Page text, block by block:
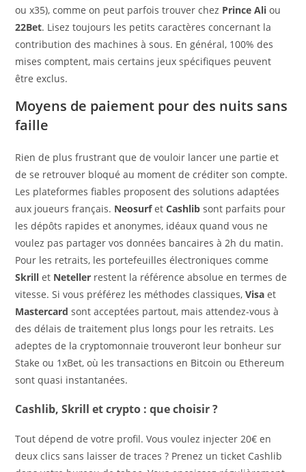
ou x35), comme on peut parfois trouver chez Prince Ali ou
22Bet. Lisez toujours les petits caractères concernant la
contribution des machines à sous. En général, 100% des
mises comptent, mais certains jeux spécifiques peuvent
être exclus.
Moyens de paiement pour des nuits sans
faille
Rien de plus frustrant que de vouloir lancer une partie et
de se retrouver bloqué au moment de créditer son compte.
Les plateformes fiables proposent des solutions adaptées
aux joueurs français. NeosurfetCashlib sont parfaits pour
les dépôts rapides et anonymes, idéaux quand vous ne
voulez pas partager vos données bancaires à 2h du matin.
Pour les retraits, les portefeuilles électroniques comme
Skrill et Neteller restent la référence absolue en termes de
vitesse. Si vous préférez les méthodes classiques,Visa et
Mastercard sont acceptées partout, mais attendez-vous à
des délais de traitement plus longs pour les retraits. Les
adeptes de la cryptomonnaie trouveront leur bonheur sur
Stake ou 1xBet, où les transactions en Bitcoin ou Ethereum
sont quasi instantanées.
Cashlib, Skrill et crypto : que choisir ?
Tout dépend de votre profil. Vous voulez injecter 20€ en
deux clics sans laisser de traces ? Prenez un ticket Cashlib